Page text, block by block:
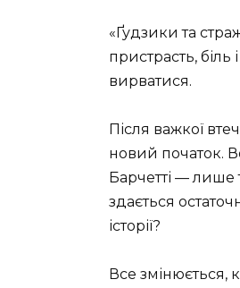
«Ґудзики та
пристрасть,
вирватися.
Після важкої
новий початок.
Барчетті — лише
здається
історії?
Все змінюється,